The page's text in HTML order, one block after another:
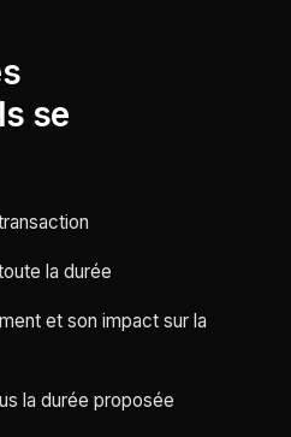
se
la durée
et son impact sur la
la durée proposée